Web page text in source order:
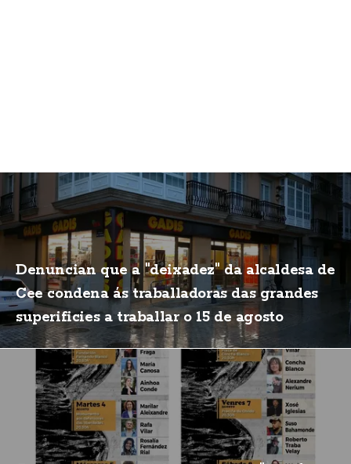
Denuncian que a "deixadez" da alcaldesa de
Cee condena ás traballadoras das grandes
superificies a traballar o 15 de agosto